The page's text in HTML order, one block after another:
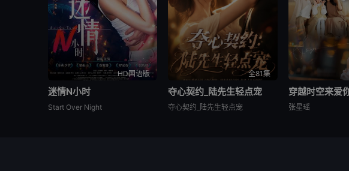
HD国语版
迷情N小时
Start Over Night
全81集
夺心契约_陆先生轻点宠
夺心契约_陆先生轻点宠
穿越时空来爱
张星瑶